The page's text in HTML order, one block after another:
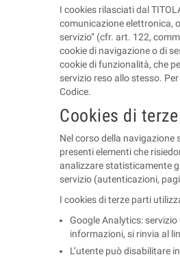
I cookies rilasciati dal
comunicazione elettronica,
servizio” (cfr. art. 122,
cookie di navigazione o di
cookie di funzionalità, che
servizio reso allo stesso.
Codice.
Cookies di
Nel corso della navigazione
presenti elementi che
analizzare statisticamente
servizio (autenticazioni,
I cookies di terze parti
Google Analytics:
informazioni, si rinvia al
L’utente può disabilitare